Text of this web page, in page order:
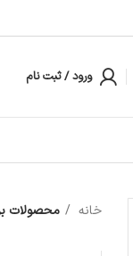
ورود / ثبت نام
خانه محصولات